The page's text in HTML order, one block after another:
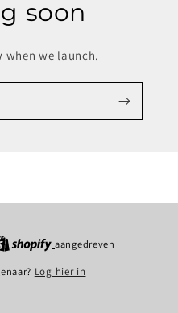
soon
when we launch.
aangedreven
Log hier in